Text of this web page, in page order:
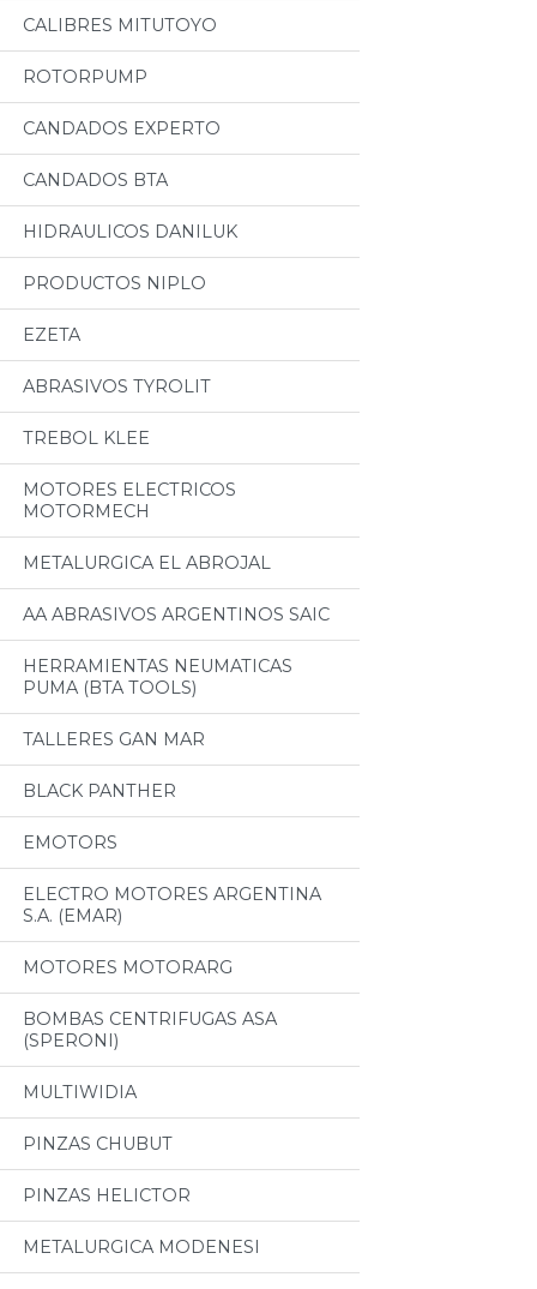
CALIBRES MITUTOYO
ROTORPUMP
CANDADOS EXPERTO
CANDADOS BTA
HIDRAULICOS DANILUK
PRODUCTOS NIPLO
EZETA
ABRASIVOS TYROLIT
TREBOL KLEE
MOTORES ELECTRICOS
MOTORMECH
METALURGICA EL ABROJAL
AA ABRASIVOS ARGENTINOS SAIC
HERRAMIENTAS NEUMATICAS
PUMA (BTA TOOLS)
TALLERES GAN MAR
BLACK PANTHER
EMOTORS
ELECTRO MOTORES ARGENTINA
S.A. (EMAR)
MOTORES MOTORARG
BOMBAS CENTRIFUGAS ASA
(SPERONI)
MULTIWIDIA
PINZAS CHUBUT
PINZAS HELICTOR
METALURGICA MODENESI